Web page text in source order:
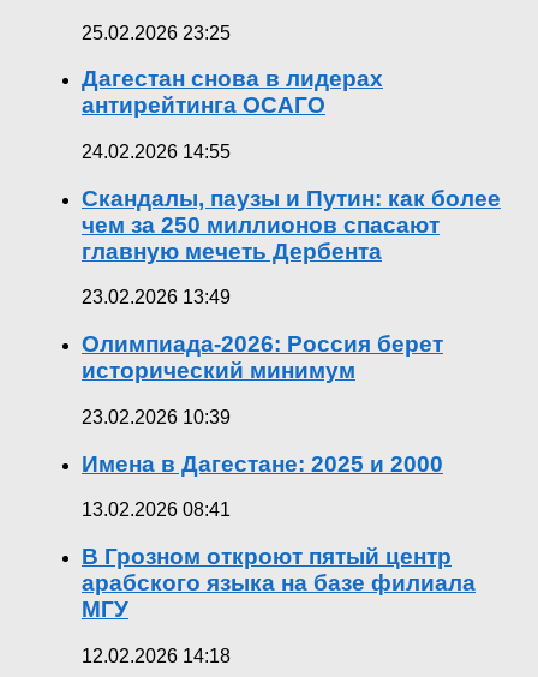
25.02.2026 23:25
Дагестан снова в лидерах
антирейтинга ОСАГО
24.02.2026 14:55
Скандалы, паузы и Путин: как более
чем за 250 миллионов спасают
главную мечеть Дербента
23.02.2026 13:49
Олимпиада-2026: Россия берет
исторический минимум
23.02.2026 10:39
Имена в Дагестане: 2025 и 2000
13.02.2026 08:41
В Грозном откроют пятый центр
арабского языка на базе филиала
МГУ
12.02.2026 14:18